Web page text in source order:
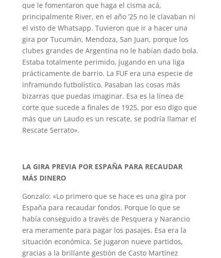
que le fomentaron que haga el cisma acá,
principalmente River, en el año ’25 no le clavaban ni
el visto de Whatsapp. Tuvieron que ir a hacer una
gira por Tucumán, Mendoza, San Juan, porque los
clubes grandes de Argentina no le habían dado bola.
Estaba totalmente perimido, jugando en una liga
prácticamente de barrio. La FUF era una especie de
inframundo futbolístico. Pasaban las cosas más
bizarras que puedas imaginar. Esa es la línea de
corte que sucede a finales de 1925, por eso digo que
más que un Laudo es un rescate, se podría llamar el
Rescate Serrato».
LA GIRA PREVIA POR ESPAÑA PARA RECAUDAR
MÁS DINERO
Gonzalo: «Lo primero que se hace es una gira por
España para recaudar fondos. Porque lo que se
había conseguido a través de Pesquera y Narancio
era meramente para pagar los pasajes. Esa era la
situación económica. Se jugaron nueve partidos,
gracias a la brillante gestión de Casto Martínez